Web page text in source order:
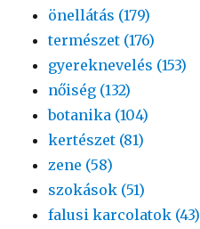
önellátás (179)
természet (176)
gyereknevelés (153)
nőiség (132)
botanika (104)
kertészet (81)
zene (58)
szokások (51)
falusi karcolatok (43)